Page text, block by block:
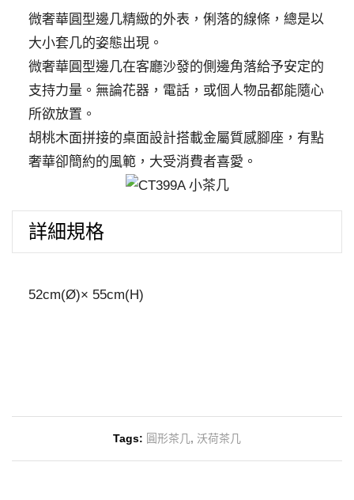
量
微奢華圓型邊几精緻的外表，俐落的線條，總是以
大小套几的姿態出現。
微奢華圓型邊几在客廳沙發的側邊角落給予安定的
支持力量。無論花器，電話，或個人物品都能隨心
所欲放置。
胡桃木面拼接的桌面設計搭載金屬質感腳座，有點
奢華卻簡約的風範，大受消費者喜愛。
詳細規格
52cm(Ø)× 55cm(H)
Tags: 圓形茶几, 沃荷茶几